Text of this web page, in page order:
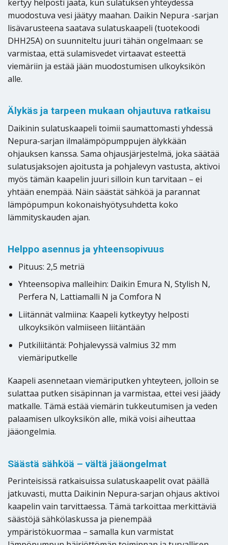
kertyy helposti jäätä, kun sulatuksen yhteydessä
muodostuva vesi jäätyy maahan. Daikin Nepura -sarjan
lisävarusteena saatava sulatuskaapeli (tuotekoodi
DHH25A) on suunniteltu juuri tähän ongelmaan: se
varmistaa, että sulamisvedet virtaavat esteettä
viemäriin ja estää jään muodostumisen ulkoyksikön
alle.
Älykäs ja tarpeen mukaan ohjautuva ratkaisu
Daikinin sulatuskaapeli toimii saumattomasti yhdessä
Nepura-sarjan ilmalämpöpumppujen älykkään
ohjauksen kanssa. Sama ohjausjärjestelmä, joka säätää
sulatusjaksojen ajoitusta ja pohjalevyn vastusta, aktivoi
myös tämän kaapelin juuri silloin kun tarvitaan – ei
yhtään enempää. Näin säästät sähköä ja parannat
lämpöpumpun kokonaishyötysuhdetta koko
lämmityskauden ajan.
Helppo asennus ja yhteensopivuus
Pituus: 2,5 metriä
Yhteensopiva malleihin: Daikin Emura N, Stylish N,
Perfera N, Lattiamalli N ja Comfora N
Liitännät valmiina: Kaapeli kytkeytyy helposti
ulkoyksikön valmiiseen liitäntään
Putkiliitäntä: Pohjalevyssä valmius 32 mm
viemäriputkelle
Kaapeli asennetaan viemäriputken yhteyteen, jolloin se
sulattaa putken sisäpinnan ja varmistaa, ettei vesi jäädy
matkalle. Tämä estää viemärin tukkeutumisen ja veden
palaamisen ulkoyksikön alle, mikä voisi aiheuttaa
jääongelmia.
Säästä sähköä – vältä jääongelmat
Perinteisissä ratkaisuissa sulatuskaapelit ovat päällä
jatkuvasti, mutta Daikinin Nepura-sarjan ohjaus aktivoi
kaapelin vain tarvittaessa. Tämä tarkoittaa merkittäviä
säästöjä sähkölaskussa ja pienempää
ympäristökuormaa – samalla kun varmistat